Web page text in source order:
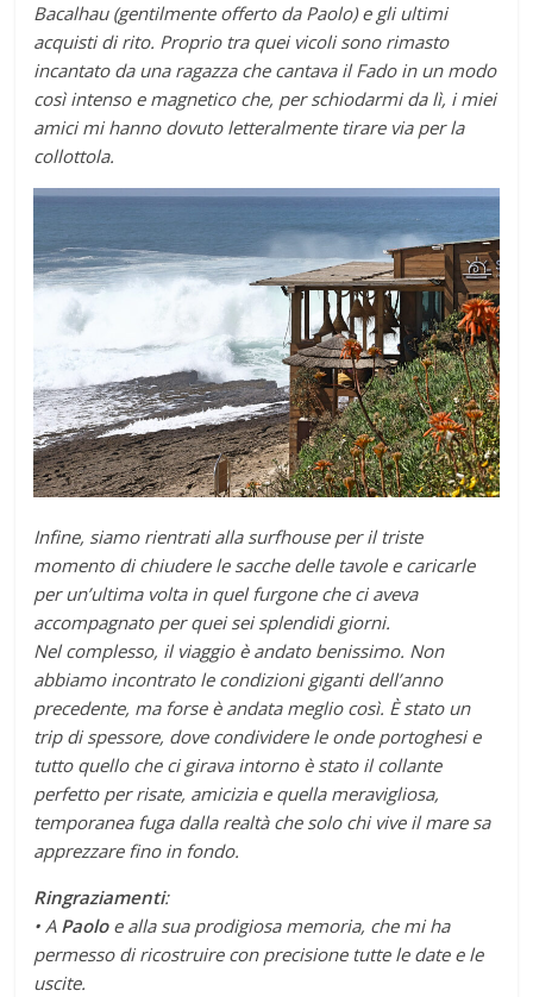
Bacalhau (gentilmente offerto da Paolo) e gli ultimi
acquisti di rito. Proprio tra quei vicoli sono rimasto
incantato da una ragazza che cantava il Fado in un modo
così intenso e magnetico che, per schiodarmi da lì, i miei
amici mi hanno dovuto letteralmente tirare via per la
collottola.
Infine, siamo rientrati alla surfhouse per il triste
momento di chiudere le sacche delle tavole e caricarle
per un’ultima volta in quel furgone che ci aveva
accompagnato per quei sei splendidi giorni.
Nel complesso, il viaggio è andato benissimo. Non
abbiamo incontrato le condizioni giganti dell’anno
precedente, ma forse è andata meglio così. È stato un
trip di spessore, dove condividere le onde portoghesi e
tutto quello che ci girava intorno è stato il collante
perfetto per risate, amicizia e quella meravigliosa,
temporanea fuga dalla realtà che solo chi vive il mare sa
apprezzare fino in fondo.
Ringraziamenti:
• A Paolo e alla sua prodigiosa memoria, che mi ha
permesso di ricostruire con precisione tutte le date e le
uscite.